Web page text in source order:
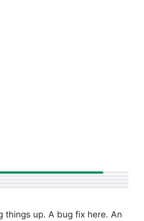
things up. A bug fix here. An